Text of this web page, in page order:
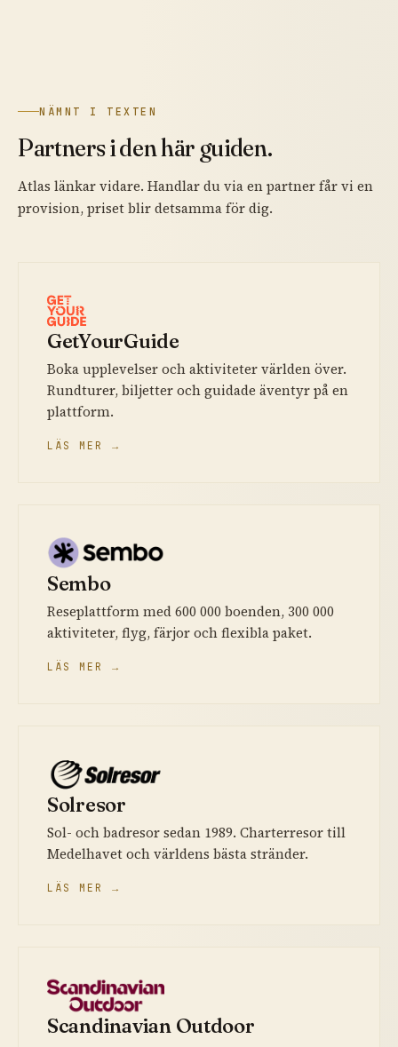
NÄMNT I TEXTEN
Partners i den här guiden.
Atlas länkar vidare. Handlar du via en partner får vi en
provision, priset blir detsamma för dig.
GetYourGuide
Boka upplevelser och aktiviteter världen över.
Rundturer, biljetter och guidade äventyr på en
plattform.
LÄS MER →
Sembo
Reseplattform med 600 000 boenden, 300 000
aktiviteter, flyg, färjor och flexibla paket.
LÄS MER →
Solresor
Sol- och badresor sedan 1989. Charterresor till
Medelhavet och världens bästa stränder.
LÄS MER →
Scandinavian Outdoor